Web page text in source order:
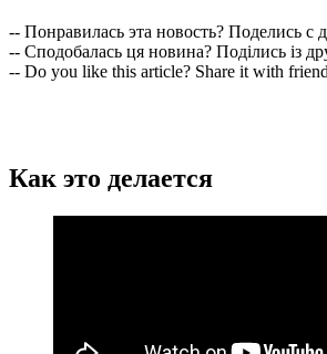
-- Понравилась эта новость? Поделись с
-- Сподобалась ця новина? Поділись із
-- Do you like this article? Share it with
Как это делается